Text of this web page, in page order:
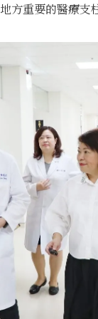
方重要的醫療支